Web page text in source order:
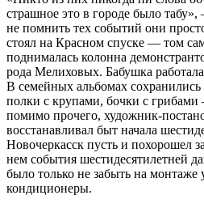
страшное это в городе было
не помнить тех событий они
стоял на Красном спуске — том
поднималась колонна
рода Мелиховых. Бабушка
В семейных альбомах
полки с крупами, бочки с
помимо прочего, художник-
восстанавливал быт начала
Новочеркасск пусть и похорошел
нем события шестидесятилетней
было только не забыть на монтаже
кондиционеры.